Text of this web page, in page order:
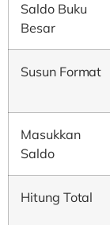
Saldo Buku
Besar
Susun Format
Masukkan
Saldo
Hitung Total